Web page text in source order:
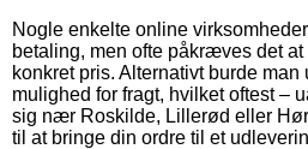
Nogle enkelte online
betaling, men ofte påkræves det
konkret pris. Alternativt burde
mulighed for fragt, hvilket oftest –
sig nær Roskilde, Lillerød eller
til at bringe din ordre til et